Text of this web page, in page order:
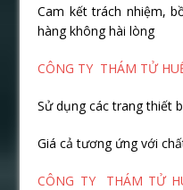
Cam kết trách nhiệm,
hàng không hài lòng
CÔNG TY THÁM TỬ
Sử dụng các trang thiết
Giá cả tương ứng với
CÔNG TY THÁM TỬ